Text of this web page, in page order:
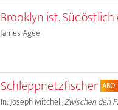
Brooklyn ist.
James Agee
Schleppnetzfischer ABO
In: Joseph Mitchell,Zwischen den